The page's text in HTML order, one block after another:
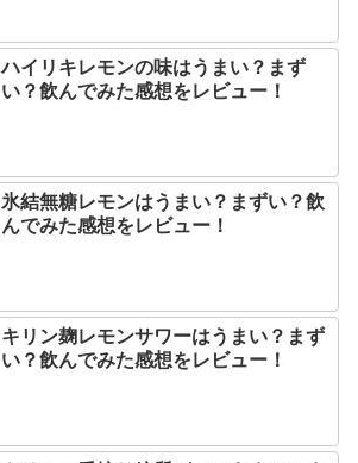
ハイリキレモンの味はうまい？まず
い？飲んでみた感想をレビュー！
氷結無糖レモンはうまい？まずい？飲
んでみた感想をレビュー！
キリン麹レモンサワーはうまい？まず
い？飲んでみた感想をレビュー！